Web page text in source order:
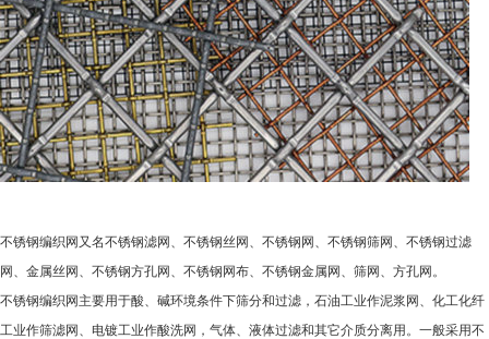
不锈钢编织网又名不锈钢滤网、不锈钢丝网、不锈钢网、不锈钢筛网、不锈钢过滤
网、金属丝网、不锈钢方孔网、不锈钢网布、不锈钢金属网、筛网、方孔网。
不锈钢编织网主要用于酸、碱环境条件下筛分和过滤，石油工业作泥浆网、化工化纤
工业作筛滤网、电镀工业作酸洗网，气体、液体过滤和其它介质分离用。一般采用不